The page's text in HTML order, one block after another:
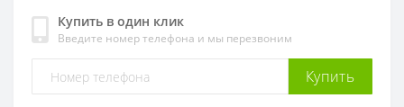
Купить в один клик
Введите номер телефона и мы перезвоним
Купить